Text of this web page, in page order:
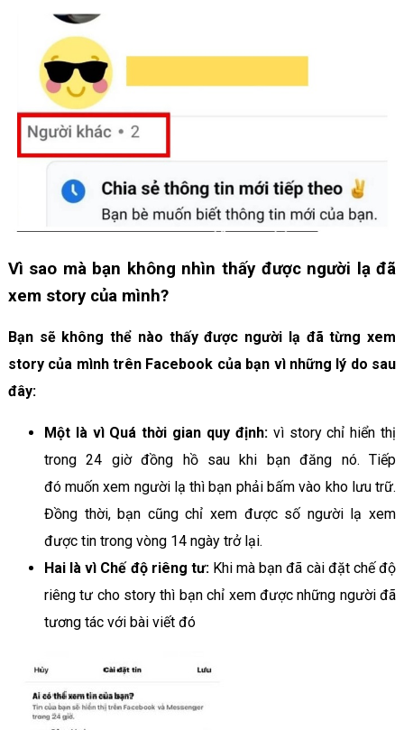
Vì sao mà bạn không nhìn thấy được người lạ đã
xem story của mình?
Bạn sẽ không thể nào thấy được người lạ đã từng xem
story của mình trên Facebook của bạn vì những lý do sau
đây:
Một là vì Quá thời gian quy định:vì story chỉ hiển thị
trong 24 giờ đồng hồ sau khi bạn đăng nó. Tiếp
đó muốn xem người lạ thì bạn phải bấm vào kho lưu trữ.
Đồng thời, bạn cũng chỉ xem được số người lạ xem
được tin trong vòng 14 ngày trở lại.
Hai là vì Chế độ riêng tư:Khi mà bạn đã cài đặt chế độ
riêng tư cho story thì bạn chỉ xem được những người đã
tương tác với bài viết đó